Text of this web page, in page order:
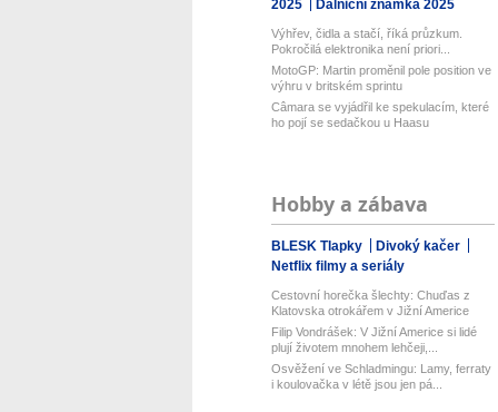
2025
Dálniční známka 2025
Výhřev, čidla a stačí, říká průzkum.
Pokročilá elektronika není priori...
MotoGP: Martin proměnil pole position ve
výhru v britském sprintu
Câmara se vyjádřil ke spekulacím, které
ho pojí se sedačkou u Haasu
Hobby a zábava
BLESK Tlapky
Divoký kačer
Netflix filmy a seriály
Cestovní horečka šlechty: Chuďas z
Klatovska otrokářem v Jižní Americe
Filip Vondrášek: V Jižní Americe si lidé
plují životem mnohem lehčeji,...
Osvěžení ve Schladmingu: Lamy, ferraty
i koulovačka v létě jsou jen pá...